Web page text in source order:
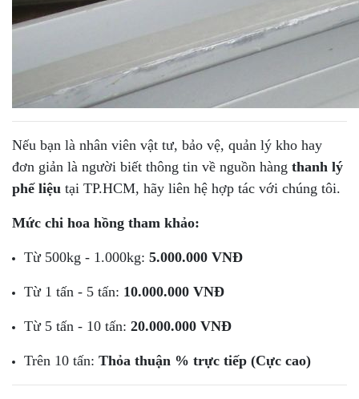
Nếu bạn là nhân viên vật tư, bảo vệ, quản lý kho hay
đơn giản là người biết thông tin về nguồn hàng thanh lý
phế liệu tại TP.HCM, hãy liên hệ hợp tác với chúng tôi.
Mức chi hoa hồng tham khảo:
Từ 500kg - 1.000kg: 5.000.000 VNĐ
Từ 1 tấn - 5 tấn: 10.000.000 VNĐ
Từ 5 tấn - 10 tấn: 20.000.000 VNĐ
Trên 10 tấn: Thỏa thuận % trực tiếp (Cực cao)